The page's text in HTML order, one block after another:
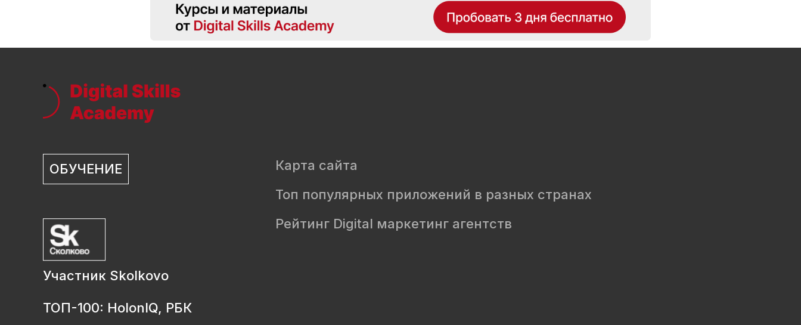
ОБУЧЕНИЕ
Участник Skolkovo
ТОП-100: HolonIQ, РБК
Карта сайта
Топ популярных приложений в разных странах
Рейтинг Digital маркетинг агентств